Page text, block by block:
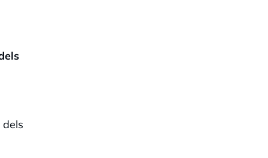
dels